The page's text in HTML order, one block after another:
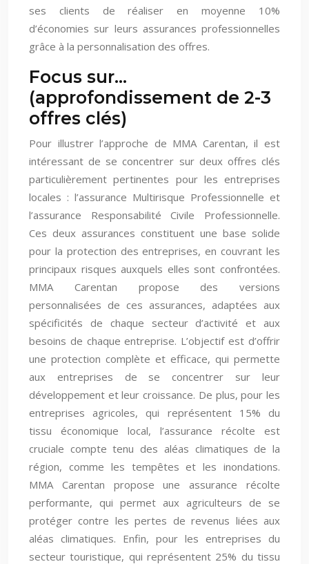
ses clients de réaliser en moyenne 10%
d’économies sur leurs assurances professionnelles
grâce à la personnalisation des offres.
Focus sur…
(approfondissement de 2-3
offres clés)
Pour illustrer l’approche de MMA Carentan, il est
intéressant de se concentrer sur deux offres clés
particulièrement pertinentes pour les entreprises
locales : l’assurance Multirisque Professionnelle et
l’assurance Responsabilité Civile Professionnelle.
Ces deux assurances constituent une base solide
pour la protection des entreprises, en couvrant les
principaux risques auxquels elles sont confrontées.
MMA Carentan propose des versions
personnalisées de ces assurances, adaptées aux
spécificités de chaque secteur d’activité et aux
besoins de chaque entreprise. L’objectif est d’offrir
une protection complète et efficace, qui permette
aux entreprises de se concentrer sur leur
développement et leur croissance. De plus, pour les
entreprises agricoles, qui représentent 15% du
tissu économique local, l’assurance récolte est
cruciale compte tenu des aléas climatiques de la
région, comme les tempêtes et les inondations.
MMA Carentan propose une assurance récolte
performante, qui permet aux agriculteurs de se
protéger contre les pertes de revenus liées aux
aléas climatiques. Enfin, pour les entreprises du
secteur touristique, qui représentent 25% du tissu